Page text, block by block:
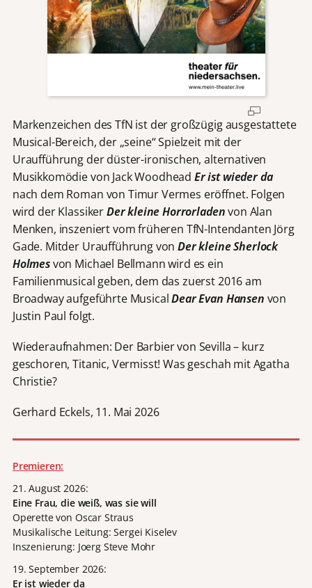
Markenzeichen des TfN ist der großzügig ausgestattete
Musical-Bereich, der „seine“ Spielzeit mit der
Uraufführung der düster-ironischen, alternativen
Musikkomödie von Jack Woodhead Er ist wieder da
nach dem Roman von Timur Vermes eröffnet. Folgen
wird der KlassikerDer kleine Horrorladenvon Alan
Menken, inszeniert vom früheren TfN-Intendanten Jörg
Gade. Mitder Uraufführung vonDer kleine Sherlock
Holmesvon Michael Bellmann wird es ein
Familienmusical geben, dem das zuerst 2016 am
Broadway aufgeführte MusicalDear Evan Hansen von
Justin Paul folgt.
Wiederaufnahmen: Der Barbier von Sevilla – kurz
geschoren, Titanic, Vermisst! Was geschah mit Agatha
Christie?
Gerhard Eckels, 11. Mai 2026
Premieren:
21. August 2026:
Eine Frau, die weiß, was sie will
Operette von Oscar Straus
Musikalische Leitung: Sergei Kiselev
Inszenierung: Joerg Steve Mohr
19. September 2026:
Er ist wieder da